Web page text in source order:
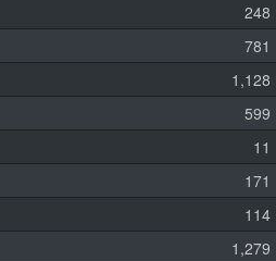
248
781
1,128
599
11
171
114
1,279